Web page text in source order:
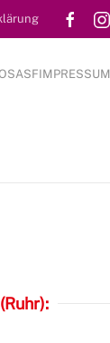
ASFIMPRESSUM